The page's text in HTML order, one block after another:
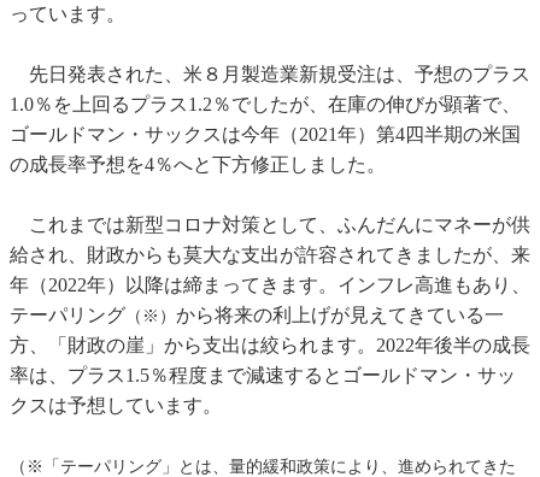
っています。
先日発表された、米８月製造業新規受注は、予想のプラス
1.0％を上回るプラス1.2％でしたが、在庫の伸びが顕著で、
ゴールドマン・サックスは今年（2021年）第4四半期の米国
の成長率予想を4％へと下方修正しました。
これまでは新型コロナ対策として、ふんだんにマネーが供
給され、財政からも莫大な支出が許容されてきましたが、来
年（2022年）以降は締まってきます。インフレ高進もあり、
テーパリング （※） から将来の利上げが見えてきている一
方、「財政の崖」から支出は絞られます。2022年後半の成長
率は、プラス1.5％程度まで減速するとゴールドマン・サッ
クスは予想しています。
（※「テーパリング」とは、量的緩和政策により、進められてきた